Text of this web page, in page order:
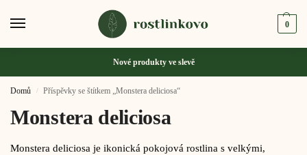
0
Nové produkty ve slevě
Domů / Příspěvky se štítkem „Monstera deliciosa“
Monstera deliciosa
Monstera deliciosa je ikonická pokojová rostlina s velkými,